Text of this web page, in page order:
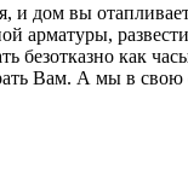
и дом вы
арматуры,
безотказно
Вам. А мы в